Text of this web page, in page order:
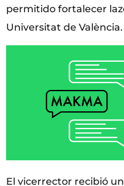
permitido fortalecer
Universitat de València.
El vicerrector recibió